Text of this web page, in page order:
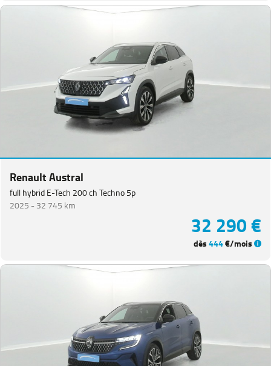
Renault Austral
full hybrid E-Tech 200 ch Techno 5p
2025 -32 745 km
32 290 €
dès444€/mois